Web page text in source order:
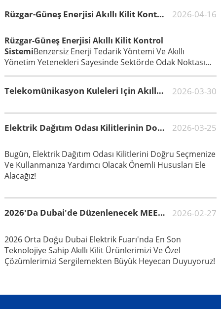
Rüzgar-Güneş Enerjisi Akıllı Kilit Kontrol Sistemi 2026-04-16
Rüzgar-Güneş Enerjisi Akıllı Kilit Kontrol
SistemiBenzersiz Enerji Tedarik Yöntemi Ve Akıllı
Yönetim Yetenekleri Sayesinde Sektörde Odak Noktası
Haline Geldi.
Telekomünikasyon Kuleleri Için Akıllı Kilit Erişim Kontrol Sistemi: CREATE'in Verimli Ve Güvenli Baz İstasyonu Yönetimi Için Profesyonel Çözümü 2026-03-30
Elektrik Dağıtım Odası Kilitlerinin Doğru Seçimi Ve Kullanım Kılavuzu 2026-03-25
Bugün, Elektrik Dağıtım Odası Kilitlerini Doğru Seçmenize
Ve Kullanmanıza Yardımcı Olacak Önemli Hususları Ele
Alacağız!
2026'da Dubai'de Düzenlenecek MEE Fuarı'nda Bize Katılın! 2026-02-27
2026 Orta Doğu Dubai Elektrik Fuarı'nda En Son
Teknolojiye Sahip Akıllı Kilit Ürünlerimizi Ve Özel
Çözümlerimizi Sergilemekten Büyük Heyecan Duyuyoruz!